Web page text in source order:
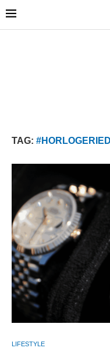
TAG:
LIFESTYLE